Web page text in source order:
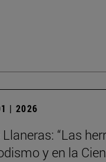
| 2026
Llaneras: “Las
y en la